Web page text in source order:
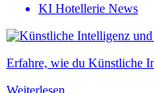
KI Hotellerie News
Erfahre, wie du Künstliche
Weiterlesen